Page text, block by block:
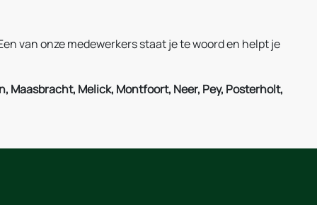
van onze medewerkers staat je te woord en helpt je
Maasbracht, Melick, Montfoort, Neer, Pey, Posterholt,